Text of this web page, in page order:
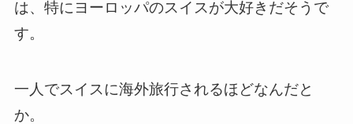
は、特にヨーロッパのスイスが大好きだそうで
す。
一人でスイスに海外旅行されるほどなんだと
か。